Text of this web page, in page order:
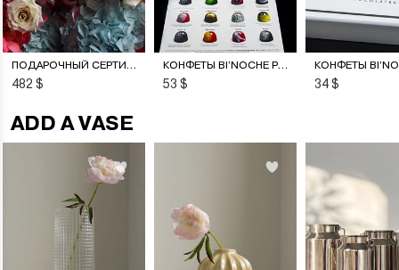
ПОДАРОЧНЫЙ СЕРТИФИКАТ НА ЦВЕТОЧНУЮ ПОДПИСКУ
482 $
КОНФЕТЫ BI’NOCHE PREMIERE
53 $ 34 $
ADD A VASE